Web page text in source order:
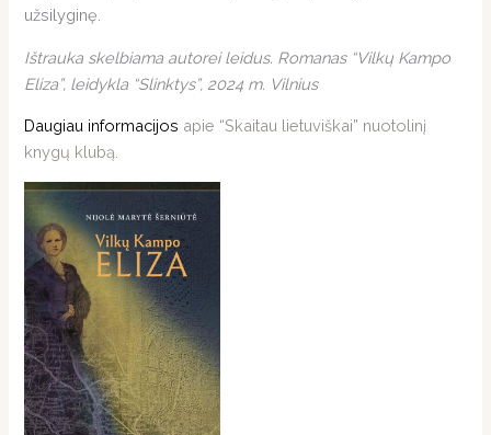
užsilyginę.
Ištrauka skelbiama autorei leidus. Romanas “Vilkų Kampo
Eliza”, leidykla “Slinktys”, 2024 m. Vilnius
Daugiau informacijos apie “Skaitau lietuviškai” nuotolinį
knygų klubą.